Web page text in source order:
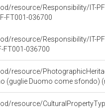
resource/Responsibility/IT-
FT001-036700
resource/Responsibility/IT-
FT001-036700
resource/
come sfondo) (negativo - servizio
resource/